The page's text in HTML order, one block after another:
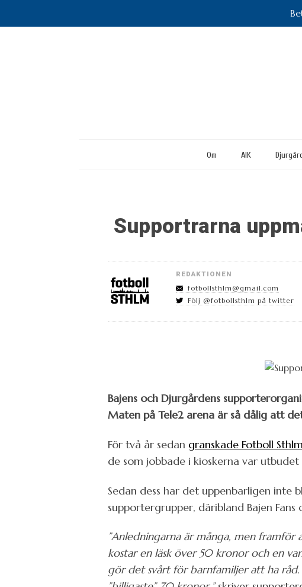
Om AIK
Supportrarna
REDAKTIONEN
fotbollsthlm@gmail.com
Följ @fotbollsthlm på twitter
Bajens och Djurgårdens
Maten på Tele2 arena är så dålig att
För två år sedan granskade Fotboll
de som jobbade i kioskerna var
Sedan dess har det uppenbarligen inte
supportergrupper, däribland Bajen
”Anledningarna är många, men
kostar en läsk över 50 kronor och en
gör det svårt för barnfamiljer att ha